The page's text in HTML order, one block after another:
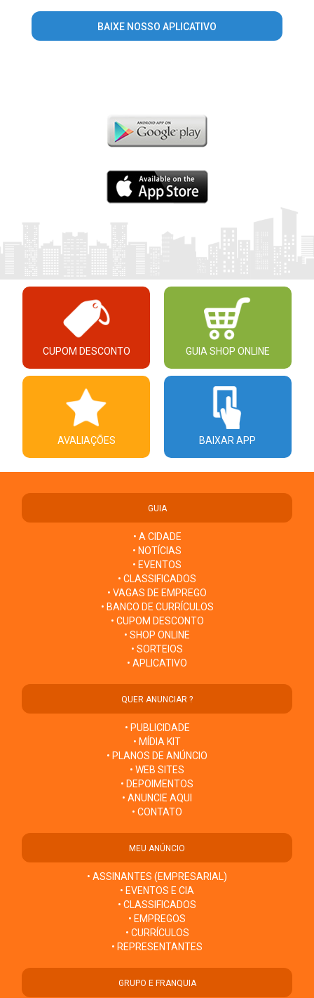
BAIXE NOSSO APLICATIVO
CUPOM DESCONTO GUIA SHOP ONLINE
AVALIAÇÕES BAIXAR APP
GUIA
• A CIDADE
• NOTÍCIAS
• EVENTOS
• CLASSIFICADOS
• VAGAS DE EMPREGO
• BANCO DE CURRÍCULOS
• CUPOM DESCONTO
• SHOP ONLINE
• SORTEIOS
• APLICATIVO
QUER ANUNCIAR ?
• PUBLICIDADE
• MÍDIA KIT
• PLANOS DE ANÚNCIO
• WEB SITES
• DEPOIMENTOS
• ANUNCIE AQUI
• CONTATO
MEU ANÚNCIO
• ASSINANTES (EMPRESARIAL)
• EVENTOS E CIA
• CLASSIFICADOS
• EMPREGOS
• CURRÍCULOS
• REPRESENTANTES
GRUPO E FRANQUIA